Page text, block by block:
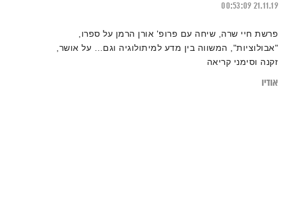
21.11.19
00:53:09
פרשת חיי שרה, שיחה עם פרופ' אורן הרמן על ספרו,
"אבולוציות", המשווה בין מדע למיתולוגיה וגם… על אושר,
זקנה וסימני קריאה
אודיו